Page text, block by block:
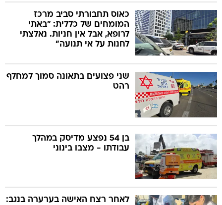
כאוס תחבורתי סביב מרכז
המומחים של כללית: "באתי
לרופא, אבל אין חניות. נאלצתי
לחנות על אי תנועה"
שני פצועים בתאונה סמוך למחלף
רהט
בן 54 נפצע מדיסק במהלך
עבודתו - מצבו בינוני
לאחר רצח האישה בערערה בנגב: